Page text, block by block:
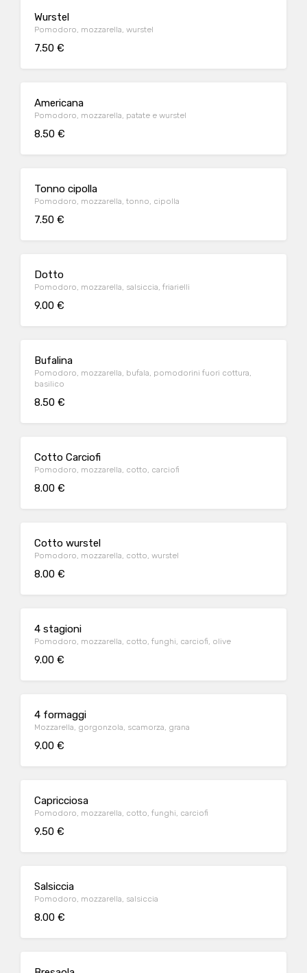
Wurstel
Pomodoro, mozzarella, wurstel
7.50 €
Americana
Pomodoro, mozzarella, patate e wurstel
8.50 €
Tonno cipolla
Pomodoro, mozzarella, tonno, cipolla
7.50 €
Dotto
Pomodoro, mozzarella, salsiccia, friarielli
9.00 €
Bufalina
Pomodoro, mozzarella, bufala, pomodorini fuori cottura,
basilico
8.50 €
Cotto Carciofi
Pomodoro, mozzarella, cotto, carciofi
8.00 €
Cotto wurstel
Pomodoro, mozzarella, cotto, wurstel
8.00 €
4 stagioni
Pomodoro, mozzarella, cotto, funghi, carciofi, olive
9.00 €
4 formaggi
Mozzarella, gorgonzola, scamorza, grana
9.00 €
Capricciosa
Pomodoro, mozzarella, cotto, funghi, carciofi
9.50 €
Salsiccia
Pomodoro, mozzarella, salsiccia
8.00 €